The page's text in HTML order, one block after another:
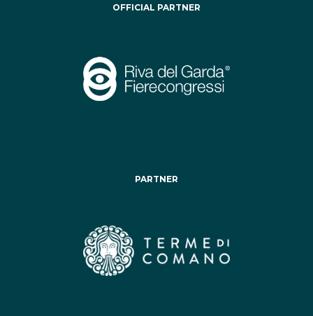
OFFICIAL PARTNER
PARTNER